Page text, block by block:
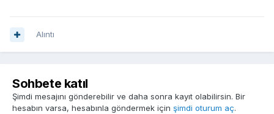
Alıntı
Sohbete katıl
Şimdi mesajını gönderebilir ve daha sonra kayıt olabilirsin. Bir
hesabın varsa, hesabınla göndermek için şimdi oturum aç.